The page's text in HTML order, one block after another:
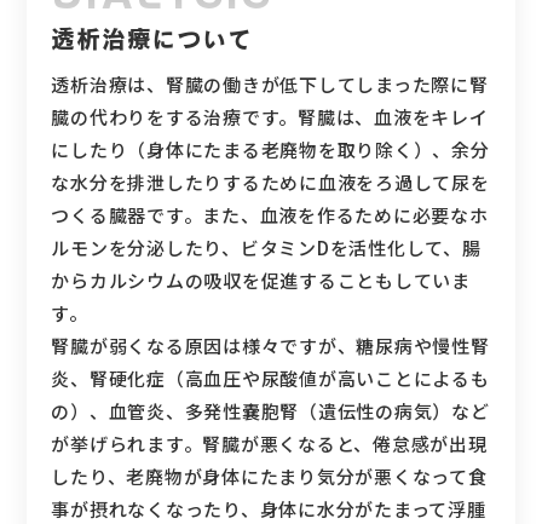
透析治療について
透析治療は、腎臓の働きが低下してしまった際に腎
臓の代わりをする治療です。腎臓は、血液をキレイ
にしたり（身体にたまる老廃物を取り除く）、余分
な水分を排泄したりするために血液をろ過して尿を
つくる臓器です。また、血液を作るために必要なホ
ルモンを分泌したり、ビタミンDを活性化して、腸
からカルシウムの吸収を促進することもしていま
す。
腎臓が弱くなる原因は様々ですが、糖尿病や慢性腎
炎、腎硬化症（高血圧や尿酸値が高いことによるも
の）、血管炎、多発性嚢胞腎（遺伝性の病気）など
が挙げられます。腎臓が悪くなると、倦怠感が出現
したり、老廃物が身体にたまり気分が悪くなって食
事が摂れなくなったり、身体に水分がたまって浮腫